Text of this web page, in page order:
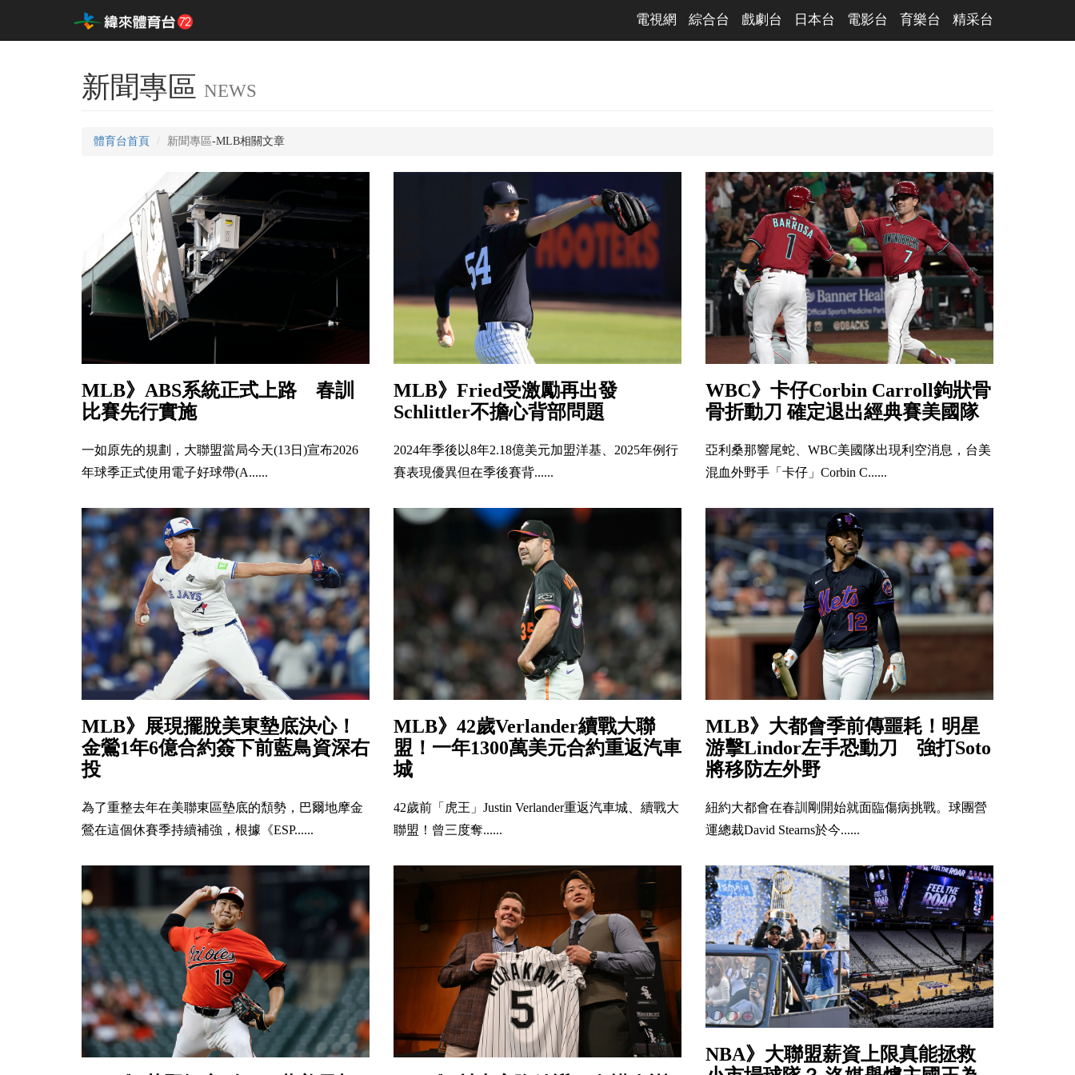
電視網 綜合台 戲劇台 日本台 電影台 育樂台 精采台
新聞專區 NEWS
體育台首頁 新聞專區-MLB相關文章
MLB》ABS系統正式上路 春訓
比賽先行實施
一如原先的規劃，大聯盟當局今天(13日)宣布2026
年球季正式使用電子好球帶(A......
MLB》Fried受激勵再出發
Schlittler不擔心背部問題
2024年季後以8年2.18億美元加盟洋基、2025年例行
賽表現優異但在季後賽背......
WBC》卡仔Corbin Carroll鉤狀骨
骨折動刀 確定退出經典賽美國隊
亞利桑那響尾蛇、WBC美國隊出現利空消息，台美
混血外野手「卡仔」Corbin C......
MLB》展現擺脫美東墊底決心！
金鶯1年6億合約簽下前藍鳥資深右
投
為了重整去年在美聯東區墊底的頹勢，巴爾地摩金
鶯在這個休賽季持續補強，根據《ESP......
MLB》42歲Verlander續戰大聯
盟！一年1300萬美元合約重返汽車
城
42歲前「虎王」Justin Verlander重返汽車城、續戰大
聯盟！曾三度奪......
MLB》大都會季前傳噩耗！明星
游擊Lindor左手恐動刀 強打Soto
將移防左外野
紐約大都會在春訓剛開始就面臨傷病挑戰。球團營
運總裁David Stearns於今......
NBA》大聯盟薪資上限真能拯救